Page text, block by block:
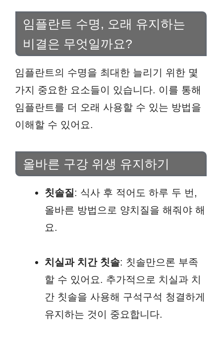
임플란트 수명, 오래 유지하는
비결은 무엇일까요?
임플란트의 수명을 최대한 늘리기 위한 몇
가지 중요한 요소들이 있습니다. 이를 통해
임플란트를 더 오래 사용할 수 있는 방법을
이해할 수 있어요.
올바른 구강 위생 유지하기
칫솔질 : 식사 후 적어도 하루 두 번,
올바른 방법으로 양치질을 해줘야 해
요.
치실과 치간 칫솔: 칫솔만으론 부족
할 수 있어요. 추가적으로 치실과 치
간 칫솔을 사용해 구석구석 청결하게
유지하는 것이 중요합니다.